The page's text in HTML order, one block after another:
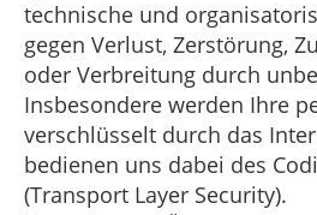
technische und
gegen Verlust, Zerstörung,
oder Verbreitung durch
Insbesondere werden Ihre
verschlüsselt durch das
bedienen uns dabei des
(Transport Layer Security).